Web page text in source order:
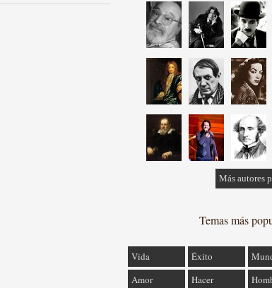
Más autores
Temas más
Vida Éxito
Amor
Hacer